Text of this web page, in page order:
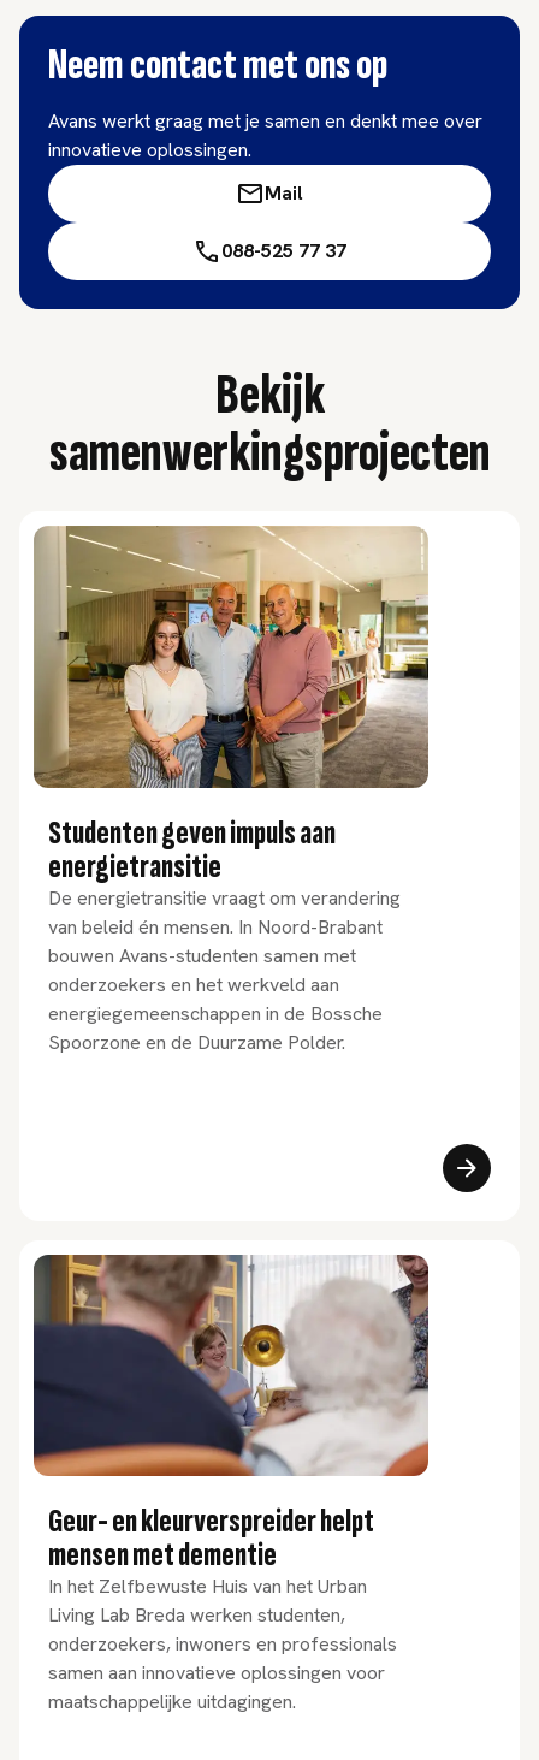
Neem contact met ons op
Avans werkt graag met je samen en denkt mee over
innovatieve oplossingen.
Mail
088-525 77 37
Bekijk
samenwerkingsprojecten
Studenten geven impuls aan
energietransitie
De energietransitie vraagt om verandering
van beleid én mensen. In Noord-Brabant
bouwen Avans-studenten samen met
onderzoekers en het werkveld aan
energiegemeenschappen in de Bossche
Spoorzone en de Duurzame Polder.
Geur- en kleurverspreider helpt
mensen met dementie
In het Zelfbewuste Huis van het Urban
Living Lab Breda werken studenten,
onderzoekers, inwoners en professionals
samen aan innovatieve oplossingen voor
maatschappelijke uitdagingen.